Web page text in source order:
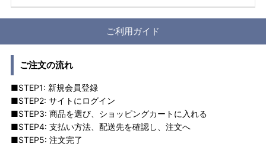
ご利用ガイド
ご注文の流れ
■STEP1: 新規会員登録
■STEP2: サイトにログイン
■STEP3: 商品を選び、ショッピングカートに入れる
■STEP4: 支払い方法、配送先を確認し、注文へ
■STEP5: 注文完了